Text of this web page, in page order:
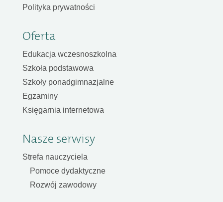
Polityka prywatności
Oferta
Edukacja wczesnoszkolna
Szkoła podstawowa
Szkoły ponadgimnazjalne
Egzaminy
Księgarnia internetowa
Nasze serwisy
Strefa nauczyciela
Pomoce dydaktyczne
Rozwój zawodowy